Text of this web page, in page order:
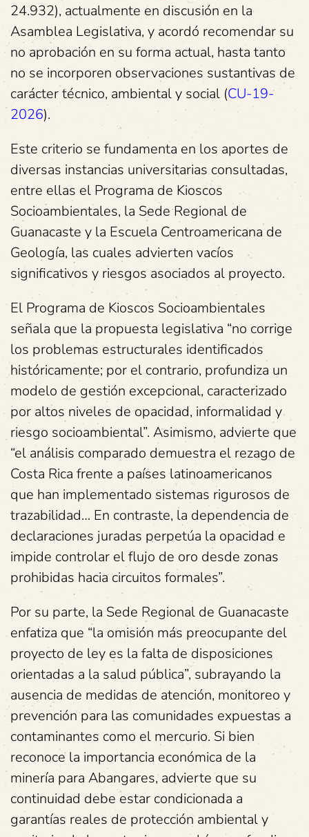
24.932), actualmente en discusión en la
Asamblea Legislativa, y acordó recomendar su
no aprobación en su forma actual, hasta tanto
no se incorporen observaciones sustantivas de
carácter técnico, ambiental y social (CU-19-
2026).
Este criterio se fundamenta en los aportes de
diversas instancias universitarias consultadas,
entre ellas el Programa de Kioscos
Socioambientales, la Sede Regional de
Guanacaste y la Escuela Centroamericana de
Geología, las cuales advierten vacíos
significativos y riesgos asociados al proyecto.
El Programa de Kioscos Socioambientales
señala que la propuesta legislativa “no corrige
los problemas estructurales identificados
históricamente; por el contrario, profundiza un
modelo de gestión excepcional, caracterizado
por altos niveles de opacidad, informalidad y
riesgo socioambiental”. Asimismo, advierte que
“el análisis comparado demuestra el rezago de
Costa Rica frente a países latinoamericanos
que han implementado sistemas rigurosos de
trazabilidad… En contraste, la dependencia de
declaraciones juradas perpetúa la opacidad e
impide controlar el flujo de oro desde zonas
prohibidas hacia circuitos formales”.
Por su parte, la Sede Regional de Guanacaste
enfatiza que “la omisión más preocupante del
proyecto de ley es la falta de disposiciones
orientadas a la salud pública”, subrayando la
ausencia de medidas de atención, monitoreo y
prevención para las comunidades expuestas a
contaminantes como el mercurio. Si bien
reconoce la importancia económica de la
minería para Abangares, advierte que su
continuidad debe estar condicionada a
garantías reales de protección ambiental y